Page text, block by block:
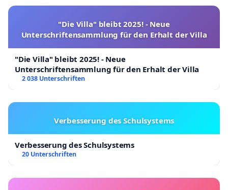
"Die Villa" bleibt 2025! - Neue
Unterschriftensammlung für den Erhalt der Villa
"Die Villa" bleibt 2025! - Neue
Unterschriftensammlung für den Erhalt der Villa
2 038 Unterschriften
Verbesserung des Schulsystems
Verbesserung des Schulsystems
20 Unterschriften